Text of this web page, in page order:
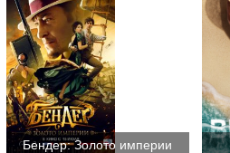
Бендер: Золото империи